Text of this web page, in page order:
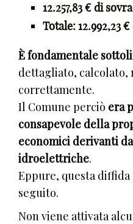
12.257,83 € di
Totale: 12.992,23
È fondamentale
dettagliato, calcolato,
correttamente.
Il Comune perciò era
consapevole della
economici derivanti
idroelettriche.
Eppure, questa
seguito.
Non viene attivata